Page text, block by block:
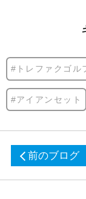
#トレファクゴル
#アイアンセット
前のブログ